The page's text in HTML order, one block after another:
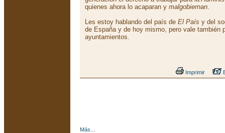
quienes ahora lo acaparan y malgobiernan.
Les estoy hablando del país de El País y del
de España y de hoy mismo, pero vale también
ayuntamientos.
Imprimir
Más...